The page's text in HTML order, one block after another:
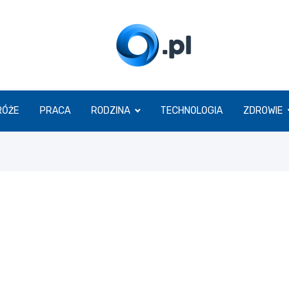
O.pl
PRACA RODZINA TECHNOLOGIA ZDROWIE